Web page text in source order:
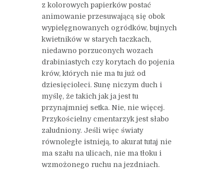
z kolorowych papierków postać
animowanie przesuwającą się obok
wypielęgnowanych ogródków, bujnych
kwietników w starych taczkach,
niedawno porzuconych wozach
drabiniastych czy korytach do pojenia
krów, których nie ma tu już od
dziesięcioleci. Sunę niczym duch i
myślę, że takich jak ja jest tu
przynajmniej setka. Nie, nie więcej.
Przykościelny cmentarzyk jest słabo
zaludniony. Jeśli więc światy
równoległe istnieją, to akurat tutaj nie
ma szału na ulicach, nie ma tłoku i
wzmożonego ruchu na jezdniach.